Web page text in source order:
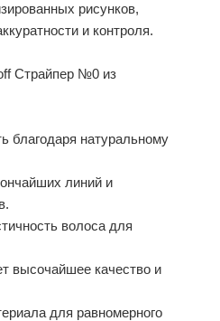
рисунков,
и контроля.
Страйпер №0 из
благодаря натуральному
линий и
волоса для
высочайшее качество и
для равномерного